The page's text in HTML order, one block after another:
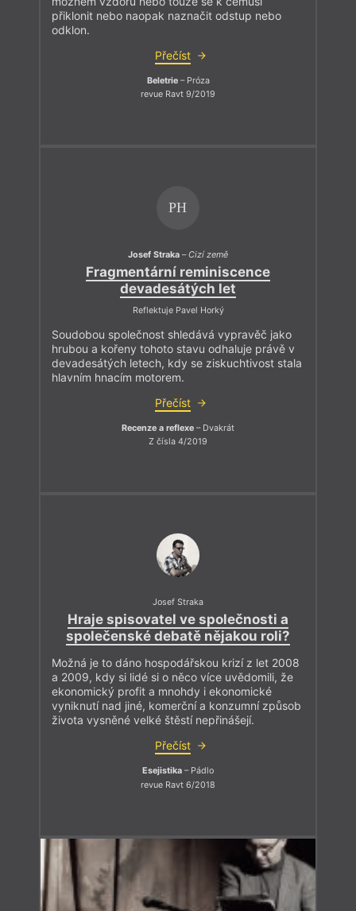
přiklonit nebo naopak naznačit odstup nebo
odklon.
Přečíst
Beletrie– Próza
revue Ravt 9/2019
PH
Josef Straka –Cizí země
Fragmentární reminiscence
devadesátých let
Reflektuje Pavel Horký
Soudobou společnost shledává vypravěč jako
hrubou a kořeny tohoto stavu odhaluje právě v
devadesátých letech, kdy se ziskuchtivost stala
hlavním hnacím motorem.
Přečíst
Recenze a reflexe – Dvakrát
Z čísla 4/2019
Josef Straka
Hraje spisovatel ve společnosti a
společenské debatě nějakou roli?
Možná je to dáno hospodářskou krizí z let 2008
a 2009, kdy si lidé si o něco více uvědomili, že
ekonomický profit a mnohdy i ekonomické
vyniknutí nad jiné, komerční a konzumní způsob
života vysněné velké štěstí nepřinášejí.
Přečíst
Esejistika – Pádlo
revue Ravt 6/2018